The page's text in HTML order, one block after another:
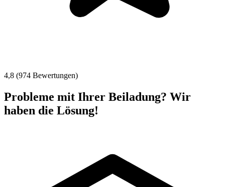
4,8 (974 Bewertungen)
Probleme mit Ihrer Beiladung? Wir
haben die Lösung!